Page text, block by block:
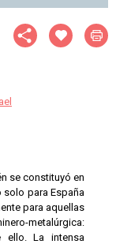
se constituyó en
para España
para aquellas
metalúrgica:
ello. La intensa